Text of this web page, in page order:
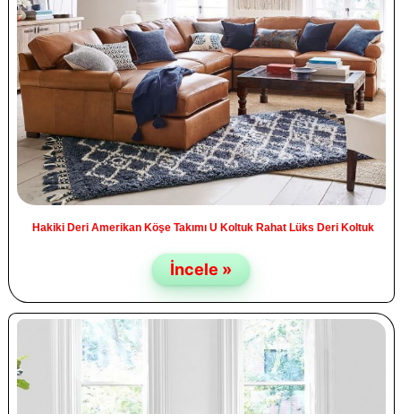
Hakiki Deri Amerikan Köşe Takımı U Koltuk Rahat Lüks Deri Koltuk
İncele »